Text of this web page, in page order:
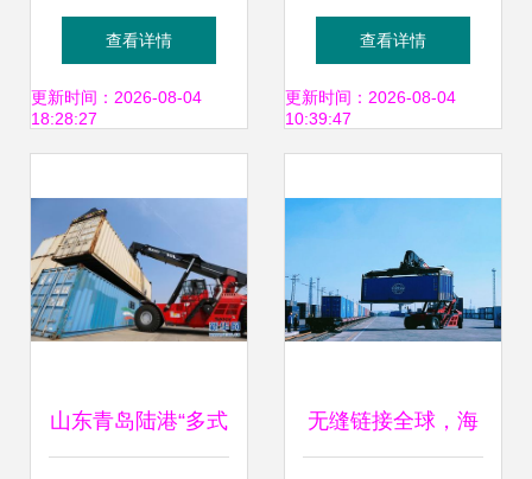
势与发展趋势
查看详情
更新时间：2026-08-04
18:28:27
出海降本30%，宁
波舟山港书写多式
查看详情
更新时间：2026-08-04
10:39:47
山东青岛陆港“多式 无缝链接全球，海